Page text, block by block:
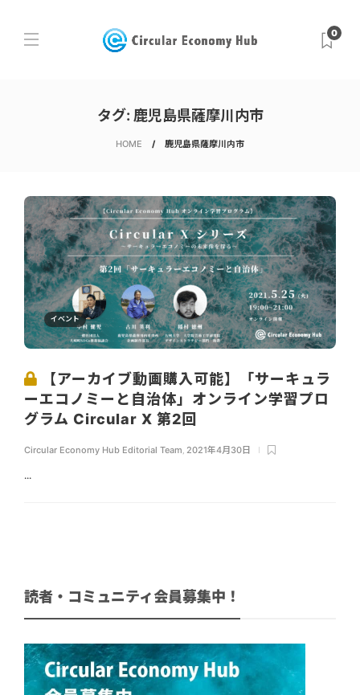
0
タグ: 鹿児島県薩摩川内市
HOME 鹿児島県薩摩川内市
イベント
【アーカイブ動画購入可能】「サーキュラ
ーエコノミーと自治体」オンライン学習プロ
グラム Circular X 第2回
Circular Economy Hub Editorial Team 2021年4月30日
...
読者・コミュニティ会員募集中！